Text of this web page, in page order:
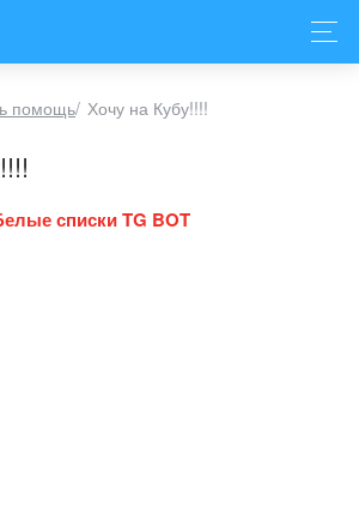
помощь/ Хочу на Кубу!!!!
списки TG BOT